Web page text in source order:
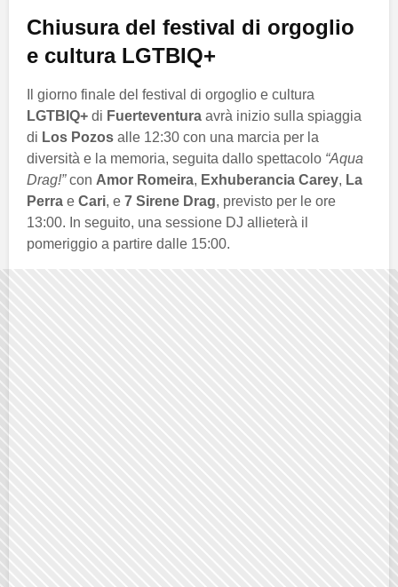
Chiusura del festival di orgoglio
e cultura LGTBIQ+
Il giorno finale del festival di orgoglio e cultura
LGTBIQ+ di Fuerteventura avrà inizio sulla spiaggia
di Los Pozos alle 12:30 con una marcia per la
diversità e la memoria, seguita dallo spettacolo “Aqua
Drag!”con Amor Romeira, Exhuberancia Carey, La
Perra e Cari, e 7 Sirene Drag, previsto per le ore
13:00. In seguito, una sessione DJ allieterà il
pomeriggio a partire dalle 15:00.